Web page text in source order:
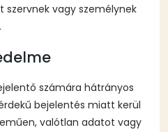
vagy személynek
számára hátrányos
bejelentés miatt kerül
valótlan adatot vagy